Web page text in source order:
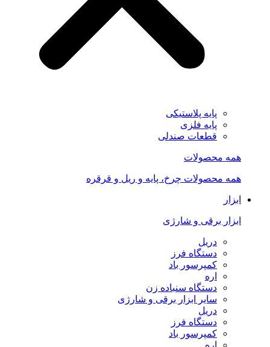
پایه پلاستیکی
پایه فلزی
قطعات صندلی
همه محصولات
همه محصولات چرخ، پایه و ریل و قرقره
ابزار
ابزار برقی و شارژی
دریل
دستگاه فرز
کمپرسور باد
اره
دستگاه سنباده زن
سایر ابزار برقی و شارژی
دریل
دستگاه فرز
کمپرسور باد
اره